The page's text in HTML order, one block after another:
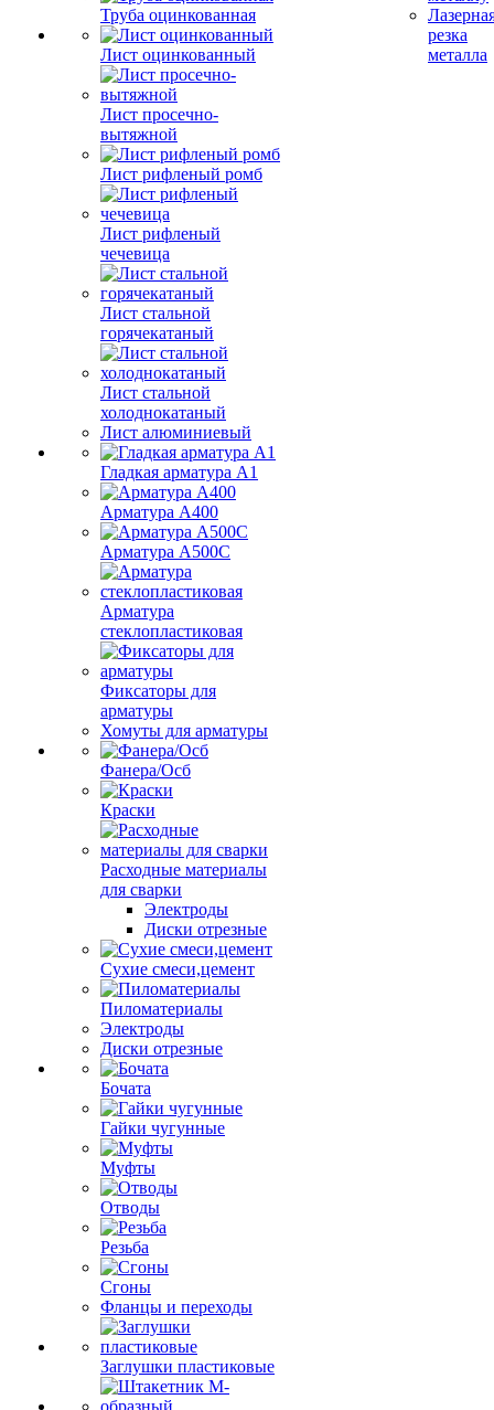
Труба оцинкованная
Лист оцинкованный
Лист просечно-
вытяжной
Лист рифленый ромб
Лист рифленый
чечевица
Лист стальной
горячекатаный
Лист стальной
холоднокатаный
Лист алюминиевый
Гладкая арматура А1
Арматура А400
Арматура A500C
Арматура
стеклопластиковая
Фиксаторы для
арматуры
Хомуты для арматуры
Фанера/Осб
Краски
Расходные материалы
для сварки
Электроды
Диски отрезные
Сухие смеси,цемент
Пиломатериалы
Электроды
Диски отрезные
Бочата
Гайки чугунные
Муфты
Отводы
Резьба
Сгоны
Фланцы и переходы
Заглушки пластиковые
резка
металла